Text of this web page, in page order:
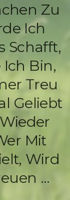
Zu
Ich
Schafft,
Ich Bin,
Treu
Geliebt
Mit
Wird
…